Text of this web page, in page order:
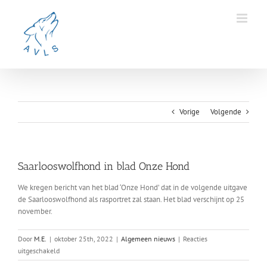
Vorige Volgende
Saarlooswolfhond in blad Onze Hond
We kregen bericht van het blad ‘Onze Hond’ dat in de volgende uitgave
de Saarlooswolfhond als rasportret zal staan. Het blad verschijnt op 25
november.
Door M.E. | oktober 25th, 2022 | Algemeen nieuws | Reacties
uitgeschakeldvoor
Saarlooswolfhond